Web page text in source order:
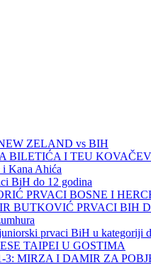
ZELAND vs BIH
BILETIĆA I TEU
Kana Ahića
BiH do 12 godina
PRVACI BOSNE I
BUTKOVIĆ PRVACI BIH
prvaci BiH u kategoriji
TAIPEI U GOSTIMA
3: MIRZA I DAMIR ZA